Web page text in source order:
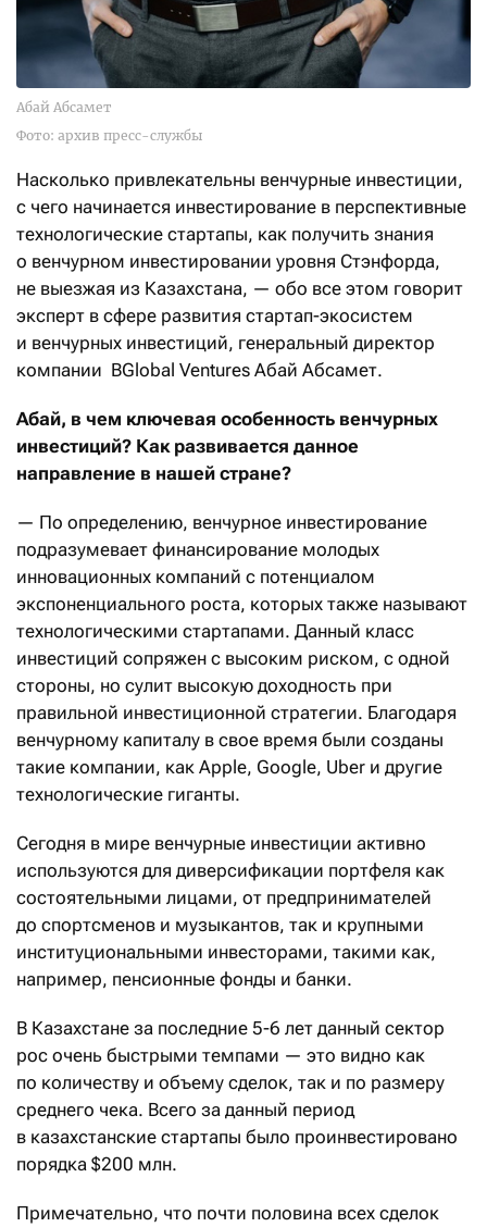
Абай Абсамет
Фото: архив пресс-службы
Насколько привлекательны венчурные инвестиции,
с чего начинается инвестирование в перспективные
технологические стартапы, как получить знания
о венчурном инвестировании уровня Стэнфорда,
не выезжая из Казахстана, — обо все этом говорит
эксперт в сфере развития стартап-экосистем
и венчурных инвестиций, генеральный директор
компании BGlobal Ventures Абай Абсамет.
Абай, в чем ключевая особенность венчурных
инвестиций? Как развивается данное
направление в нашей стране?
— По определению, венчурное инвестирование
подразумевает финансирование молодых
инновационных компаний с потенциалом
экспоненциального роста, которых также называют
технологическими стартапами. Данный класс
инвестиций сопряжен с высоким риском, с одной
стороны, но сулит высокую доходность при
правильной инвестиционной стратегии. Благодаря
венчурному капиталу в свое время были созданы
такие компании, как Apple, Google, Uber и другие
технологические гиганты.
Сегодня в мире венчурные инвестиции активно
используются для диверсификации портфеля как
состоятельными лицами, от предпринимателей
до спортсменов и музыкантов, так и крупными
институциональными инвесторами, такими как,
например, пенсионные фонды и банки.
В Казахстане за последние 5-6 лет данный сектор
рос очень быстрыми темпами — это видно как
по количеству и объему сделок, так и по размеру
среднего чека. Всего за данный период
в казахстанские стартапы было проинвестировано
порядка $200 млн.
Примечательно, что почти половина всех сделок